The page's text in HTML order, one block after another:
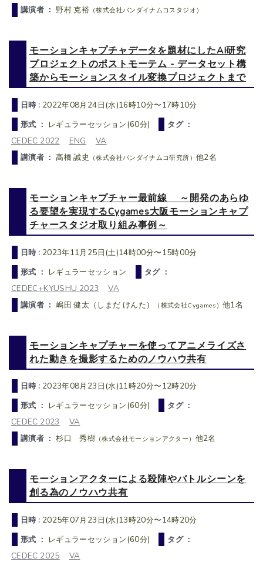
講演者 ：野村 克裕 （株式会社バンダイナムコスタジオ）
モーションキャプチャデータを題材にしたAI研究
プロジェクトのポストモーテム - データセット構
築からモーションスタイル変換プロジェクトまで
日時 : 2022年08月24日(水)16時10分〜17時10分
形式 ： レギュラーセッション(60分)
タグ ：
CEDEC 2022
ENG
VA
講演者 ：髙橋 誠史 （株式会社バンダイナムコ研究所） 他2名
モーションキャプチャー最前線 ～開発のあらゆ
る要望を実現するCygames大阪モーションキャプ
チャースタジオ取り組み事例～
日時 : 2023年11月25日(土)14時00分〜15時00分
形式 ： レギュラーセッション
タグ ：
CEDEC+KYUSHU 2023
VA
講演者 ：嶋田 健太（しまだ けんた） （株式会社Cygames）他1名
モーションキャプチャーを使ってアニメライズさ
れた動きを撮影するためのノウハウ共有
日時 : 2023年08月23日(水)11時20分〜12時20分
形式 ： レギュラーセッション(60分)
タグ ：
CEDEC 2023
VA
講演者 ：杉口 秀樹 （株式会社モーションアクター） 他2名
モーションアクターによる殺陣やバトルシーンを
創る為のノウハウ共有
日時 : 2025年07月23日(水)13時20分〜14時20分
形式 ： レギュラーセッション(60分)
タグ ：
CEDEC 2025
VA